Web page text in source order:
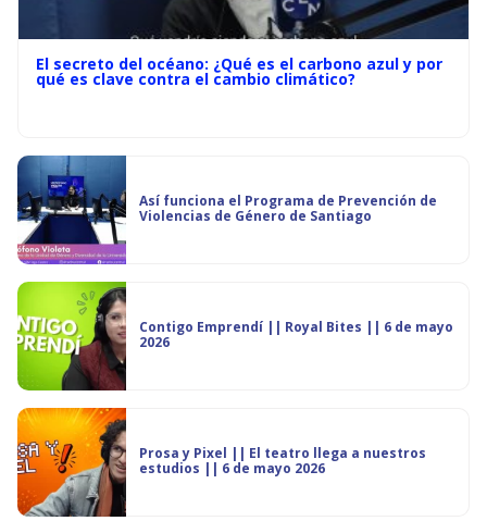
El secreto del océano: ¿Qué es el carbono azul y por
qué es clave contra el cambio climático?
Así funciona el Programa de Prevención de
Violencias de Género de Santiago
Contigo Emprendí || Royal Bites || 6 de mayo
2026
Prosa y Pixel || El teatro llega a nuestros
estudios || 6 de mayo 2026